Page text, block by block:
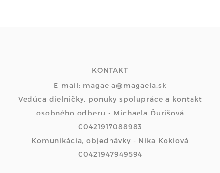
KONTAKT
E-mail: magaela@magaela.sk
Vedúca dielničky, ponuky spolupráce a kontakt
osobného odberu - Michaela Ďurišová
00421917088983
Komunikácia, objednávky - Nika Kokiová
00421947949594